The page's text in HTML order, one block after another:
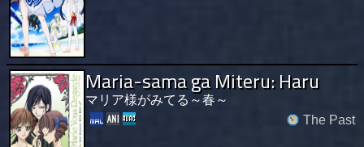
Maria-sama ga Miteru: Haru
マリア様がみてる～春～
The Past